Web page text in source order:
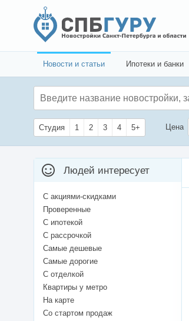
Новости и статьи Ипотеки и банки
Студия 1 2 3 4 5+ Цена
Людей интересует
С акциями-скидками
Проверенные
С ипотекой
С рассрочкой
Самые дешевые
Самые дорогие
С отделкой
Квартиры у метро
На карте
Со стартом продаж